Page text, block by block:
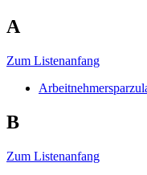
A
Zum Listenanfang
B
Zum Listenanfang